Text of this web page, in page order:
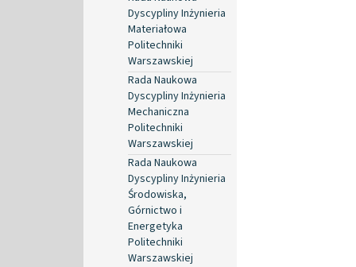
Dyscypliny Inżynieria
Materiałowa
Politechniki
Warszawskiej
Rada Naukowa
Dyscypliny Inżynieria
Mechaniczna
Politechniki
Warszawskiej
Rada Naukowa
Dyscypliny Inżynieria
Środowiska,
Górnictwo i
Energetyka
Politechniki
Warszawskiej